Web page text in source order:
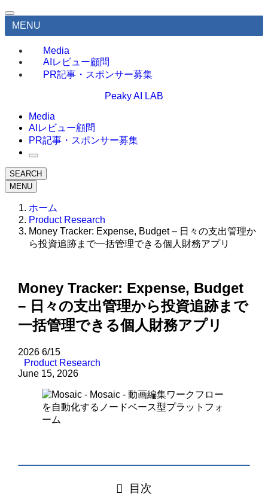
MENU
Media
AIレビュー顧問
PR記事・スポンサー募集
Peaky AI LAB
Media
AIレビュー顧問
PR記事・スポンサー募集
SEARCH
MENU
ホーム
Product Research
Money Tracker: Expense, Budget – 日々の支出管理か
ら投資追跡まで一括管理できる個人財務アプリ
Money Tracker: Expense, Budget
– 日々の支出管理から投資追跡まで
一括管理できる個人財務アプリ
2026 6/15
Product Research
June 15, 2026
目次